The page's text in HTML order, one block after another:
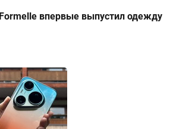
впервые выпустил одежду